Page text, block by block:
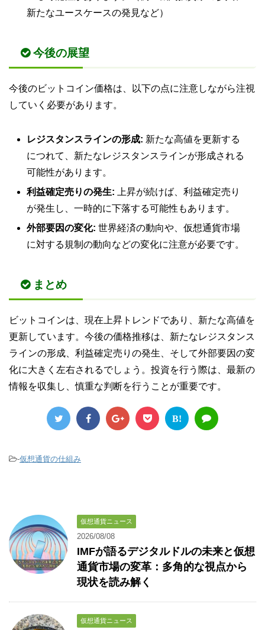
新たなユースケースの発見など）
今後の展望
今後のビットコイン価格は、以下の点に注意しながら注視
していく必要があります。
レジスタンスラインの形成: 新たな高値を更新する
につれて、新たなレジスタンスラインが形成される
可能性があります。
利益確定売りの発生: 上昇が続けば、利益確定売り
が発生し、一時的に下落する可能性もあります。
外部要因の変化: 世界経済の動向や、仮想通貨市場
に対する規制の動向などの変化に注意が必要です。
まとめ
ビットコインは、現在上昇トレンドであり、新たな高値を
更新しています。今後の価格推移は、新たなレジスタンス
ラインの形成、利益確定売りの発生、そして外部要因の変
化に大きく左右されるでしょう。投資を行う際は、最新の
情報を収集し、慎重な判断を行うことが重要です。
B!
-仮想通貨の仕組み
仮想通貨ニュース
2026/08/08
IMFが語るデジタルドルの未来と仮想
通貨市場の変革：多角的な視点から
現状を読み解く
仮想通貨ニュース